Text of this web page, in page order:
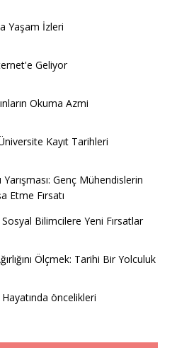
Yaşam İzleri
Geliyor
Okuma Azmi
Kayıt Tarihleri
Genç Mühendislerin
Etme Fırsatı
Bilimcilere Yeni Fırsatlar
Ölçmek: Tarihi Bir Yolculuk
öncelikleri